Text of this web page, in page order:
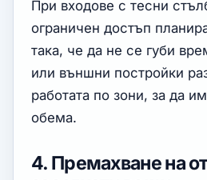
При входове с тесни
ограничен достъп
така, че да не се губи
или външни постройки
работата по зони, за да
обема.
4. Премахване на